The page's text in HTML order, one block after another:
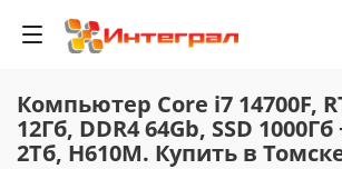
Компьютер Core i7 14700F,
12Гб, DDR4 64Gb, SSD 1000Гб
2Тб, H610M. Купить в